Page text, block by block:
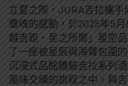
立夏之際，JURA吉拉攜
靈魂的感動，於2025年5
越吉距・星之所嚮」星空
了一座被星辰與海聲包圍
沉浸式品酩體驗吉拉系列
風味交織的旅程之中，與